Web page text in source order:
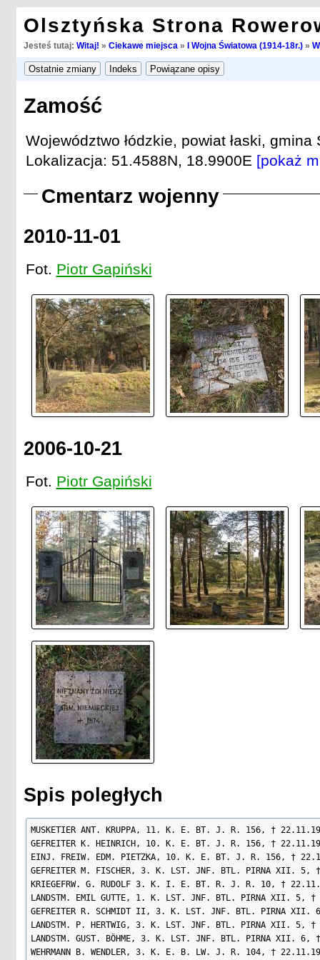
Olsztyńska Strona
Jesteś tutaj: Witaj! » Ciekawe miejsca » I Wojna Światowa (1914-18r.)»
Zamość
Województwo łódzkie, powiat łaski, gmina
Lokalizacja: 51.4588N, 18.9900E [pokaż
Cmentarz wojenny
2010-11-01
Fot. Piotr Gapiński
2006-10-21
Fot. Piotr Gapiński
Spis poległych
MUSKETIER ANT. KRUPPA, 11. K. E. BT. J. R. 156, †
GEFREITER K. HEINRICH, 10. K. E. BT. J. R. 156, †
EINJ. FREIW. EDM. PIETZKA, 10. K. E. BT. J. R. 156, †
GEFREITER M. FISCHER, 3. K. LST. JNF. BTL. PIRNA XII. 5,
KRIEGEFRW. G. RUDOLF 3. K. I. E. BT. R. J. R. 10, †
LANDSTM. EMIL GUTTE, 1. K. LST. JNF. BTL. PIRNA XII. 5, †
GEFREITER R. SCHMIDT II, 3. K. LST. JNF. BTL. PIRNA XII.
LANDSTM. P. HERTWIG, 3. K. LST. JNF. BTL. PIRNA XII. 5, †
LANDSTM. GUST. BÖHME, 3. K. LST. JNF. BTL. PIRNA XII. 6,
WEHRMANN B. WENDLER, 3. K. E. B. LW. J. R. 104, †